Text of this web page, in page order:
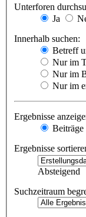
Unterforen
Ja
Innerhalb suchen:
Betreff
Nur im
Nur im
Nur im
Ergebnisse
Beiträge
Ergebnisse
Absteigend
Suchzeitraum